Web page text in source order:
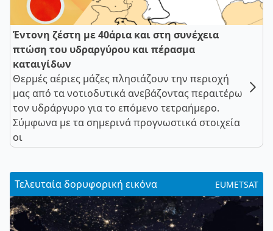
Έντονη ζέστη με 40άρια και στη συνέχεια
πτώση του υδραργύρου και πέρασμα
καταιγίδων
Θερμές αέριες μάζες πλησιάζουν την περιοχή
μας από τα νοτιοδυτικά ανεβάζοντας περαιτέρω
τον υδράργυρο για το επόμενο τετραήμερο.
Σύμφωνα με τα σημερινά προγνωστικά στοιχεία
οι
Τελευταία δορυφορική εικόνα EUMETSAT